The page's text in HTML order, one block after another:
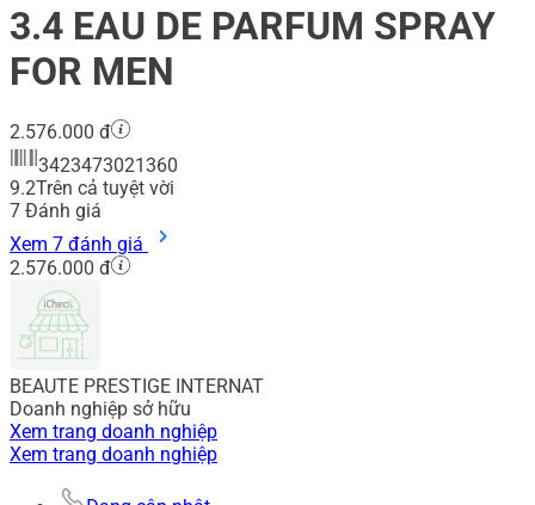
3.4 EAU DE PARFUM SPRAY
FOR MEN
2.576.000 đ
3423473021360
9.2Trên cả tuyệt vời
7 Đánh giá
Xem 7 đánh giá
2.576.000 đ
BEAUTE PRESTIGE INTERNAT
Doanh nghiệp sở hữu
Xem trang doanh nghiệp
Xem trang doanh nghiệp